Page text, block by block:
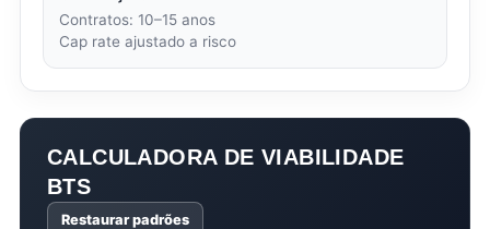
Contratos: 10–15 anos
Cap rate ajustado a risco
CALCULADORA DE VIABILIDADE
BTS
Restaurar padrões